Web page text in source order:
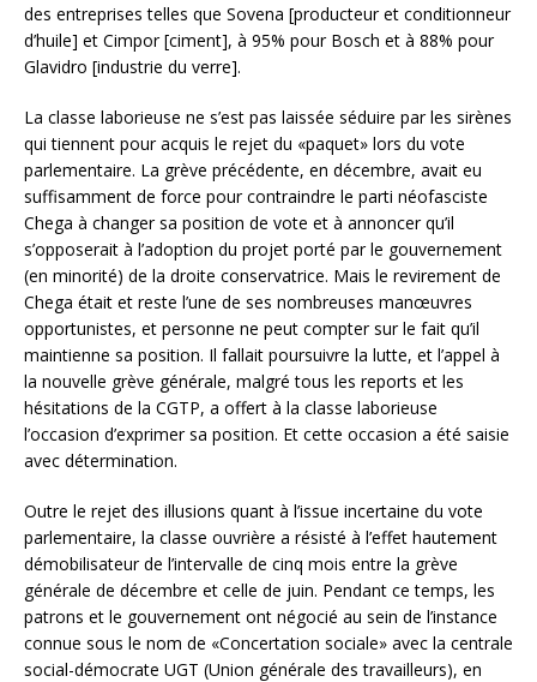
des entreprises telles que Sovena [producteur et conditionneur
d’huile] et Cimpor [ciment], à 95% pour Bosch et à 88% pour
Glavidro [industrie du verre].
La classe laborieuse ne s’est pas laissée séduire par les sirènes
qui tiennent pour acquis le rejet du «paquet» lors du vote
parlementaire. La grève précédente, en décembre, avait eu
suffisamment de force pour contraindre le parti néofasciste
Chega à changer sa position de vote et à annoncer qu’il
s’opposerait à l’adoption du projet porté par le gouvernement
(en minorité) de la droite conservatrice. Mais le revirement de
Chega était et reste l’une de ses nombreuses manœuvres
opportunistes, et personne ne peut compter sur le fait qu’il
maintienne sa position. Il fallait poursuivre la lutte, et l’appel à
la nouvelle grève générale, malgré tous les reports et les
hésitations de la CGTP, a offert à la classe laborieuse
l’occasion d’exprimer sa position. Et cette occasion a été saisie
avec détermination.
Outre le rejet des illusions quant à l’issue incertaine du vote
parlementaire, la classe ouvrière a résisté à l’effet hautement
démobilisateur de l’intervalle de cinq mois entre la grève
générale de décembre et celle de juin. Pendant ce temps, les
patrons et le gouvernement ont négocié au sein de l’instance
connue sous le nom de «Concertation sociale» avec la centrale
social-démocrate UGT (Union générale des travailleurs), en